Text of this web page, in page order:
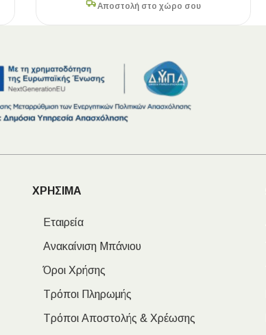
Αποστολή στο χώρο σου
ΧΡΗΣΙΜΑ
Εταιρεία
Ανακαίνιση Μπάνιου
Όροι Χρήσης
Τρόποι Πληρωμής
Τρόποι Αποστολής & Χρέωσης